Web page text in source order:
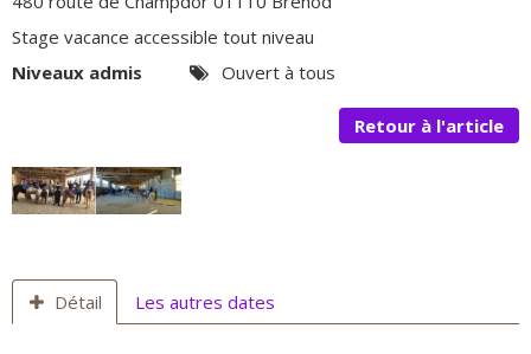
Stage vacance accessible tout niveau
Niveaux admis
Ouvert à tous
Retour à l'article
Détail Les autres dates